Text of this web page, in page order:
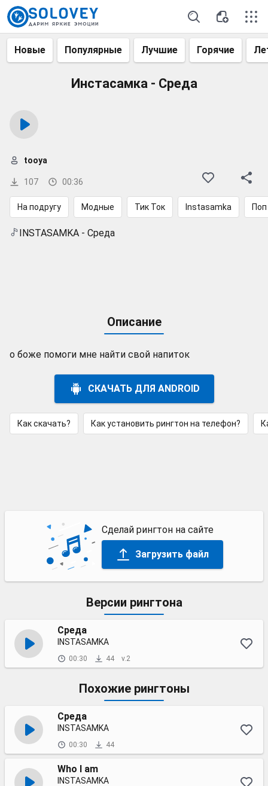
Новые Популярные Лучшие Горячие
Инстасамка - Среда
107 00:36
tooya
На подругу Модные Тик Ток Instasamka Поп
INSTASAMKA - Среда
Описание
о боже помоги мне найти свой напиток
СКАЧАТЬ ДЛЯ ANDROID
Как скачать? Как установить рингтон на телефон?
Сделай рингтон на сайте
Загрузить файл
Версии рингтона
Среда
INSTASAMKA
00:30 44 v.2
Похожие рингтоны
Среда
INSTASAMKA
00:30 44
Who I am
INSTASAMKA